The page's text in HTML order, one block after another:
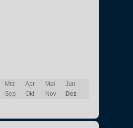
Mrz Apr Mai
Jun
Sep Okt Nov
Dez